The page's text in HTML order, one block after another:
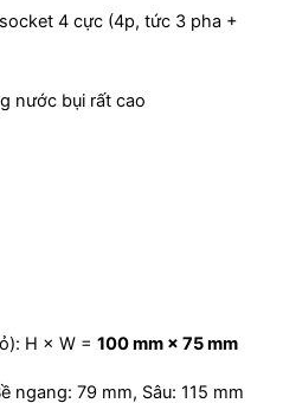
4 cực (4p, tức 3 pha +
nước bụi rất cao
H × W = 100 mm × 75 mm
ngang: 79 mm, Sâu: 115 mm